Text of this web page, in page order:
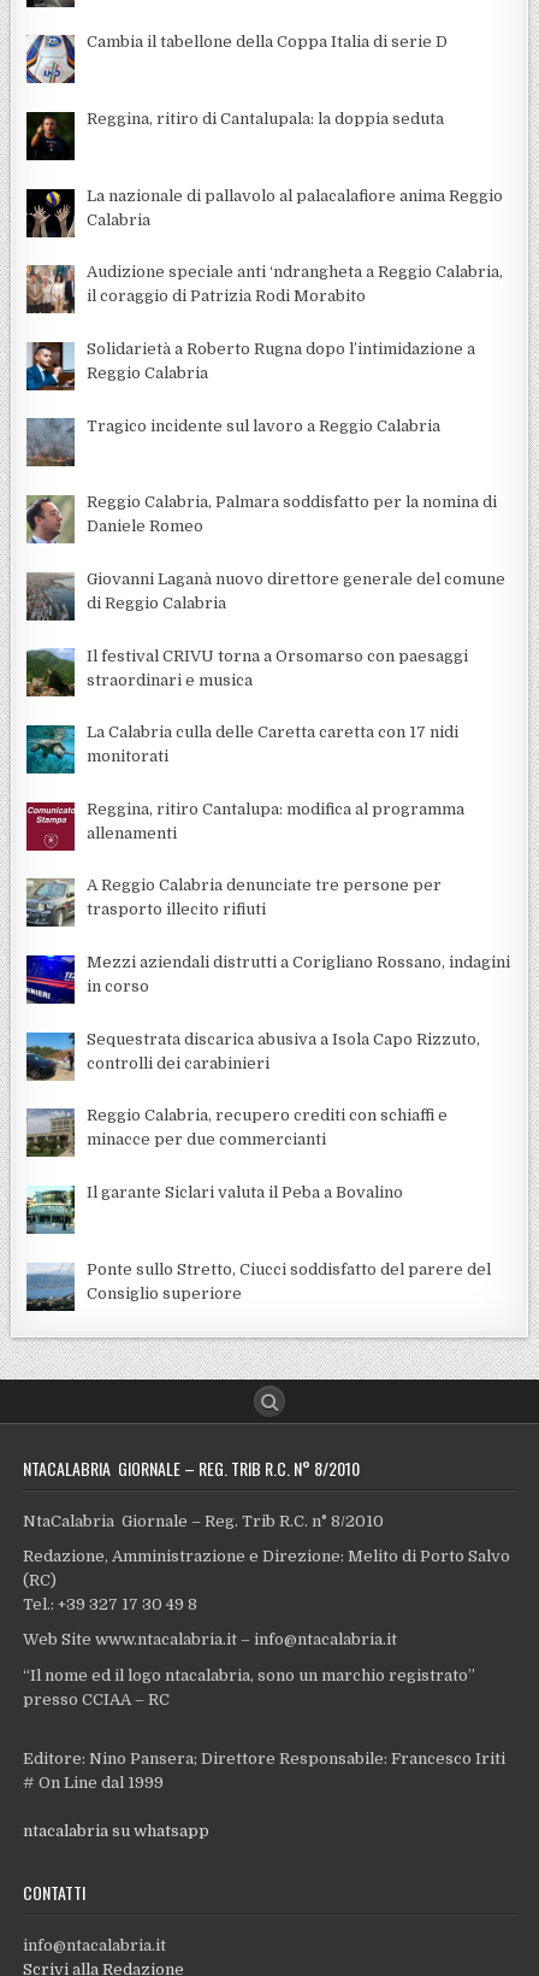
Cambia il tabellone della Coppa Italia di serie D
Reggina, ritiro di Cantalupala: la doppia seduta
La nazionale di pallavolo al palacalafiore anima Reggio
Calabria
Audizione speciale anti ‘ndrangheta a Reggio Calabria,
il coraggio di Patrizia Rodi Morabito
Solidarietà a Roberto Rugna dopo l’intimidazione a
Reggio Calabria
Tragico incidente sul lavoro a Reggio Calabria
Reggio Calabria, Palmara soddisfatto per la nomina di
Daniele Romeo
Giovanni Laganà nuovo direttore generale del comune
di Reggio Calabria
Il festival CRIVU torna a Orsomarso con paesaggi
straordinari e musica
La Calabria culla delle Caretta caretta con 17 nidi
monitorati
Reggina, ritiro Cantalupa: modifica al programma
allenamenti
A Reggio Calabria denunciate tre persone per
trasporto illecito rifiuti
Mezzi aziendali distrutti a Corigliano Rossano, indagini
in corso
Sequestrata discarica abusiva a Isola Capo Rizzuto,
controlli dei carabinieri
Reggio Calabria, recupero crediti con schiaffi e
minacce per due commercianti
Il garante Siclari valuta il Peba a Bovalino
Ponte sullo Stretto, Ciucci soddisfatto del parere del
Consiglio superiore
NTACALABRIA GIORNALE – REG. TRIB R.C. N° 8/2010
NtaCalabria Giornale – Reg. Trib R.C. n° 8/2010
Redazione, Amministrazione e Direzione: Melito di Porto Salvo
(RC)
Tel.: +39 327 17 30 49 8
Web Site www.ntacalabria.it – info@ntacalabria.it
“Il nome ed il logo ntacalabria, sono un marchio registrato”
presso CCIAA – RC
Editore: Nino Pansera; Direttore Responsabile: Francesco Iriti
# On Line dal 1999
ntacalabria su whatsapp
CONTATTI
info@ntacalabria.it
Scrivi alla Redazione